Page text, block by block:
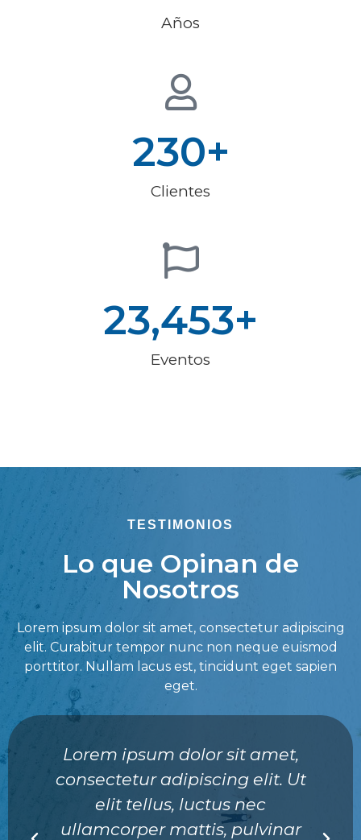
Años
230+
Clientes
23,453+
Eventos
TESTIMONIOS
Lo que Opinan de
Nosotros
Lorem ipsum dolor sit amet, consectetur adipiscing
elit. Curabitur tempor nunc non neque euismod
porttitor. Nullam lacus est, tincidunt eget sapien
eget.
Lorem ipsum dolor sit amet,
consectetur adipiscing elit. Ut
elit tellus, luctus nec
ullamcorper mattis, pulvinar